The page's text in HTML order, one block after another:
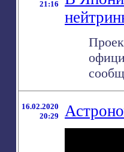
21:16
16.02.2020
20:29